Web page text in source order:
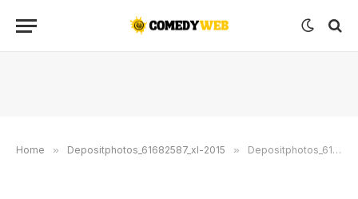
Home » Depositphotos_61682587_xl-2015 » Depositphotos_61682587_xl-2015